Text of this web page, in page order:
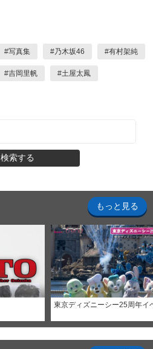
#写真集 #乃木坂46 #有村架純
#吉岡里帆 #土屋太鳳
検索する
もっと見る
東京ディズニーシー25周年イ